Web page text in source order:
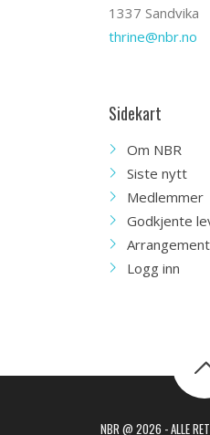
1337 Sandvika
thrine@nbr.no
Sidekart
Om NBR
Siste nytt
Medlemmer
Godkjente
Logg inn
NBR @ 2026 - ALLE